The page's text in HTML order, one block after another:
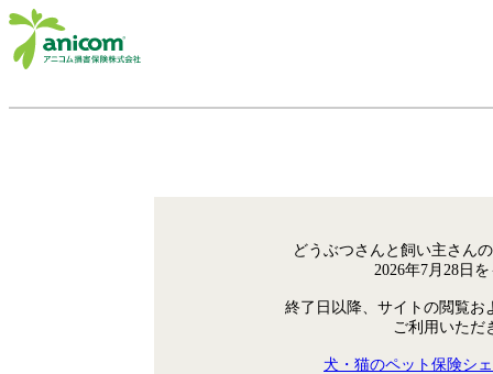
どうぶつさんと飼い主さん
2026年7月28日
終了日以降、サイトの閲覧お
ご利用いただ
犬・猫のペット保険シ